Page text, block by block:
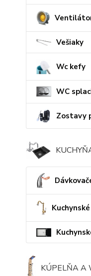
Vešiaky
Wc kefy
WC
Zostavy
KÚPELŇA A